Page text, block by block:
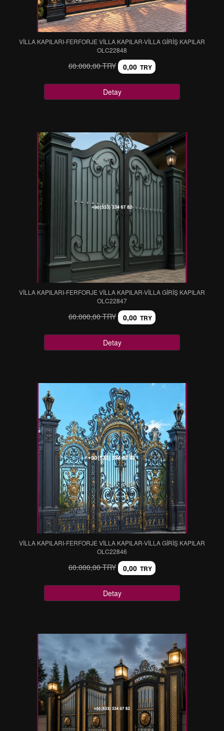
VİLLA KAPILARI-FERFORJE VİLLA KAPILAR-VİLLA GİRİŞ KAPILAR
OLC22848
60.000,00 TRY 0,00 TRY
Detay
VİLLA KAPILARI-FERFORJE VİLLA KAPILAR-VİLLA GİRİŞ KAPILAR
OLC22847
60.000,00 TRY 0,00 TRY
Detay
VİLLA KAPILARI-FERFORJE VİLLA KAPILAR-VİLLA GİRİŞ KAPILAR
OLC22846
60.000,00 TRY 0,00 TRY
Detay